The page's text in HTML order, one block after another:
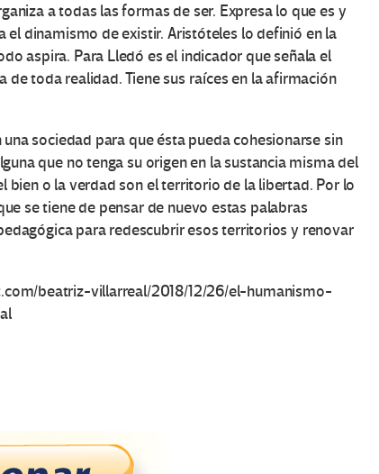
a todas las formas de ser. Expresa lo que es y
el dinamismo de existir. Aristóteles lo definió en la
aspira. Para Lledó es el indicador que señala el
toda realidad. Tiene sus raíces en la afirmación
sociedad para que ésta pueda cohesionarse sin
que no tenga su origen en la sustancia misma del
bien o la verdad son el territorio de la libertad. Por lo
se tiene de pensar de nuevo estas palabras
para redescubrir esos territorios y renovar
beatriz-villarreal/2018/12/26/el-humanismo-